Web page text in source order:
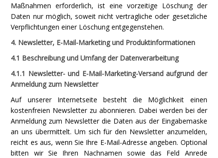
Maßnahmen erforderlich, ist eine vorzeitige Löschung der
Daten nur möglich, soweit nicht vertragliche oder gesetzliche
Verpflichtungen einer Löschung entgegenstehen.
4. Newsletter, E-Mail-Marketing und Produktinformationen
4.1 Beschreibung und Umfang der Datenverarbeitung
4.1.1 Newsletter- und E-Mail-Marketing-Versand aufgrund der
Anmeldung zum Newsletter
Auf unserer Internetseite besteht die Möglichkeit einen
kostenfreien Newsletter zu abonnieren. Dabei werden bei der
Anmeldung zum Newsletter die Daten aus der Eingabemaske
an uns übermittelt. Um sich für den Newsletter anzumelden,
reicht es aus, wenn Sie Ihre E-Mail-Adresse angeben. Optional
bitten wir Sie Ihren Nachnamen sowie das Feld Anrede